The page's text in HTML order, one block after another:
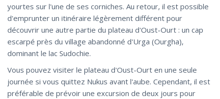
yourtes sur l'une de ses corniches. Au retour, il est possible
d'emprunter un itinéraire légèrement différent pour
découvrir une autre partie du plateau d'Oust-Ourt : un cap
escarpé près du village abandonné d'Urga (Ourgha),
dominant le lac Sudochie.
Vous pouvez visiter le plateau d'Oust-Ourt en une seule
journée si vous quittez Nukus avant l'aube. Cependant, il est
préférable de prévoir une excursion de deux jours pour